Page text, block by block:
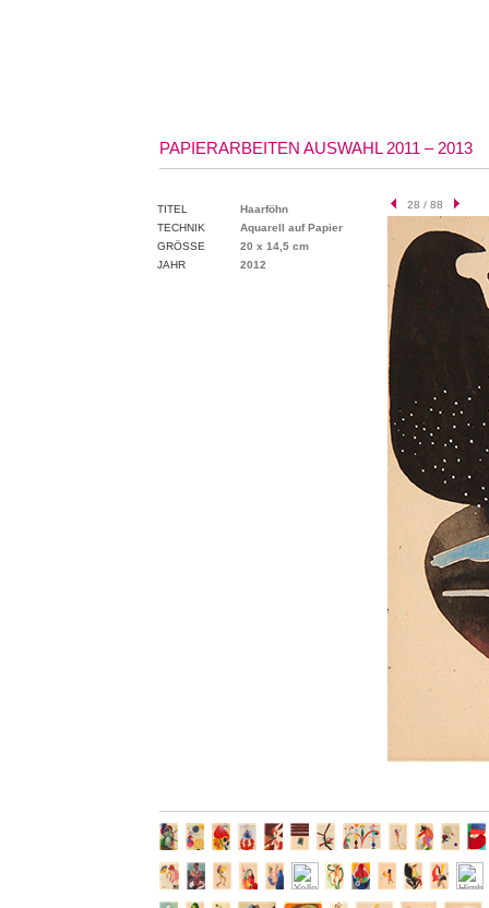
PAPIERARBEITEN AUSWAHL 2011 – 2013
TITEL
Haarföhn
TECHNIK
Aquarell auf Papier
GRÖSSE
20 x 14,5 cm
JAHR
2012
28 / 88